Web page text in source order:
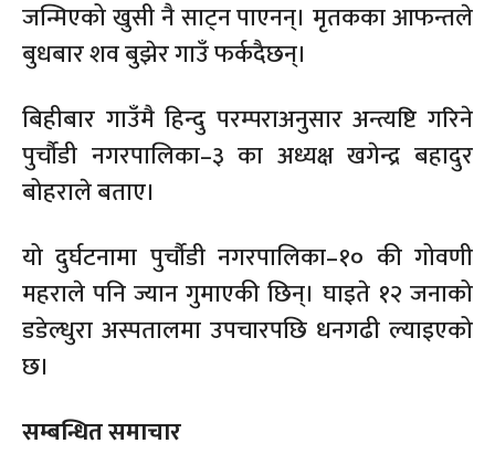
जन्मिएको खुसी नै साट्न पाएनन्। मृतकका आफन्तले
बुधबार शव बुझेर गाउँ फर्कदैछन्।
बिहीबार गाउँमै हिन्दु परम्पराअनुसार अन्त्यष्टि गरिने
पुर्चौडी नगरपालिका–३ का अध्यक्ष खगेन्द्र बहादुर
बोहराले बताए।
यो दुर्घटनामा पुर्चौडी नगरपालिका–१० की गोवणी
महराले पनि ज्यान गुमाएकी छिन्। घाइते १२ जनाको
डडेल्धुरा अस्पतालमा उपचारपछि धनगढी ल्याइएको
छ।
सम्बन्धित समाचार